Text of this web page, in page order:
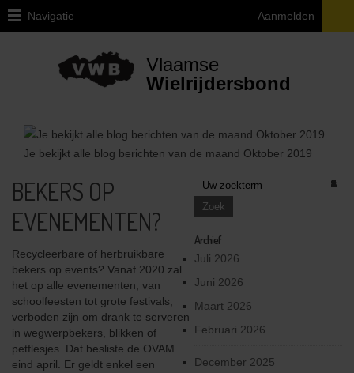
Navigatie Aanmelden
Over
Juridische
vragen
ivm
fiets
Provinciale
afgevaardigden
en
uitleendiensten
Ethiek
/
Integriteit
/
Verkeersregels
Vlaamse
Wielrijdersbond
Je bekijkt alle blog berichten van de maand Oktober 2019
BEKERS OP
EVENEMENTEN?
Recycleerbare of herbruikbare
bekers op events? Vanaf 2020 zal
het op alle evenementen, van
schoolfeesten tot grote festivals,
verboden zijn om drank te serveren
in wegwerpbekers, blikken of
petflesjes. Dat besliste de OVAM
eind april. Er geldt enkel een
Archief
Juli 2026
1
Juni 2026
1
Maart 2026
1
Februari 2026
1
December 2025
1
2
1
1
1
1
3
2
1
2
2
1
1
1
2
2
2
3
1
2
1
2
1
2
2
1
1
3
1
3
1
2
2
4
1
1
1
3
3
5
2
4
2
3
4
5
1
4
2
1
1
1
1
1
1
1
1
2
1
1